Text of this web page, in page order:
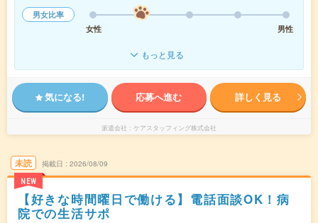
男女比率
女性
男性
もっと見る
気になる! 応募へ進む 詳しく見る
派遣会社 ケアスタッフィング株式会社
未読
NEW
掲載日 2026/08/09
【好きな時間曜日で働ける】電話面談OK！病
院での生活サポ